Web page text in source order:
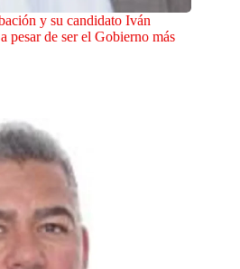
y su candidato Iván
pesar de ser el Gobierno más